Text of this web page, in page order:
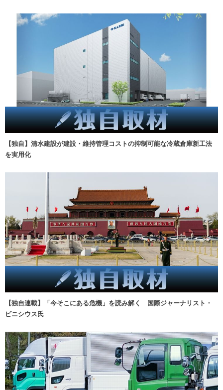
【独自】清水建設が建設・維持管理コストの抑制可能な冷蔵倉庫新工法
を実用化
【独自連載】「今そこにある危機」を読み解く 国際ジャーナリスト・
ビニシウス氏